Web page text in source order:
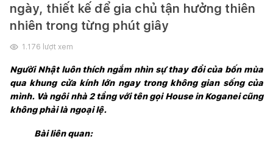
ngày, thiết kế để gia chủ tận hưởng thiên
nhiên trong từng phút giây
1.176 lượt xem
Người Nhật luôn thích ngắm nhìn sự thay đổi của bốn mùa
qua khung cửa kính lớn ngay trong không gian sống của
mình. Và ngôi nhà 2 tầng với tên gọi House in Koganei cũng
không phải là ngoại lệ.
Bài liên quan: